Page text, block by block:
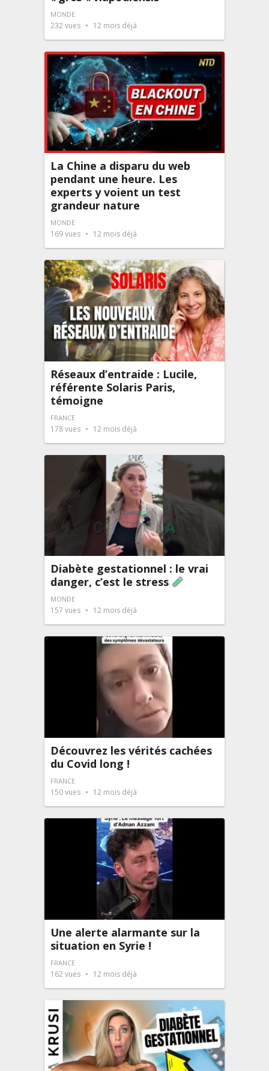
MONDE
232vues 12 mois déjà
La Chine a disparu du web
pendant une heure. Les
experts y voient un test
grandeur nature
MONDE
169vues 12 mois déjà
Réseaux d’entraide : Lucile,
référente Solaris Paris,
témoigne
FRANCE
178vues 12 mois déjà
Diabète gestationnel : le vrai
danger, c’est le stress
MONDE
157 vues 12 mois déjà
Découvrez les vérités cachées
du Covid long !
FRANCE
150vues 12 mois déjà
Une alerte alarmante sur la
situation en Syrie !
FRANCE
162vues 12 mois déjà